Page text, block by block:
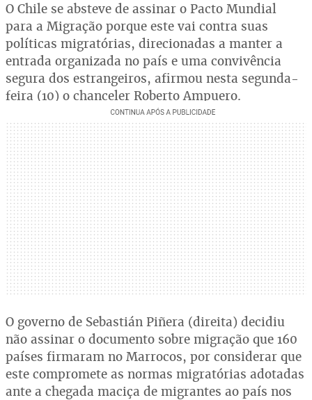
O Chile se absteve de assinar o Pacto Mundial
para a Migração porque este vai contra suas
políticas migratórias, direcionadas a manter a
entrada organizada no país e uma convivência
segura dos estrangeiros, afirmou nesta segunda-
feira (10) o chanceler Roberto Ampuero.
O governo de Sebastián Piñera (direita) decidiu
não assinar o documento sobre migração que 160
países firmaram no Marrocos, por considerar que
este compromete as normas migratórias adotadas
ante a chegada maciça de migrantes ao país nos